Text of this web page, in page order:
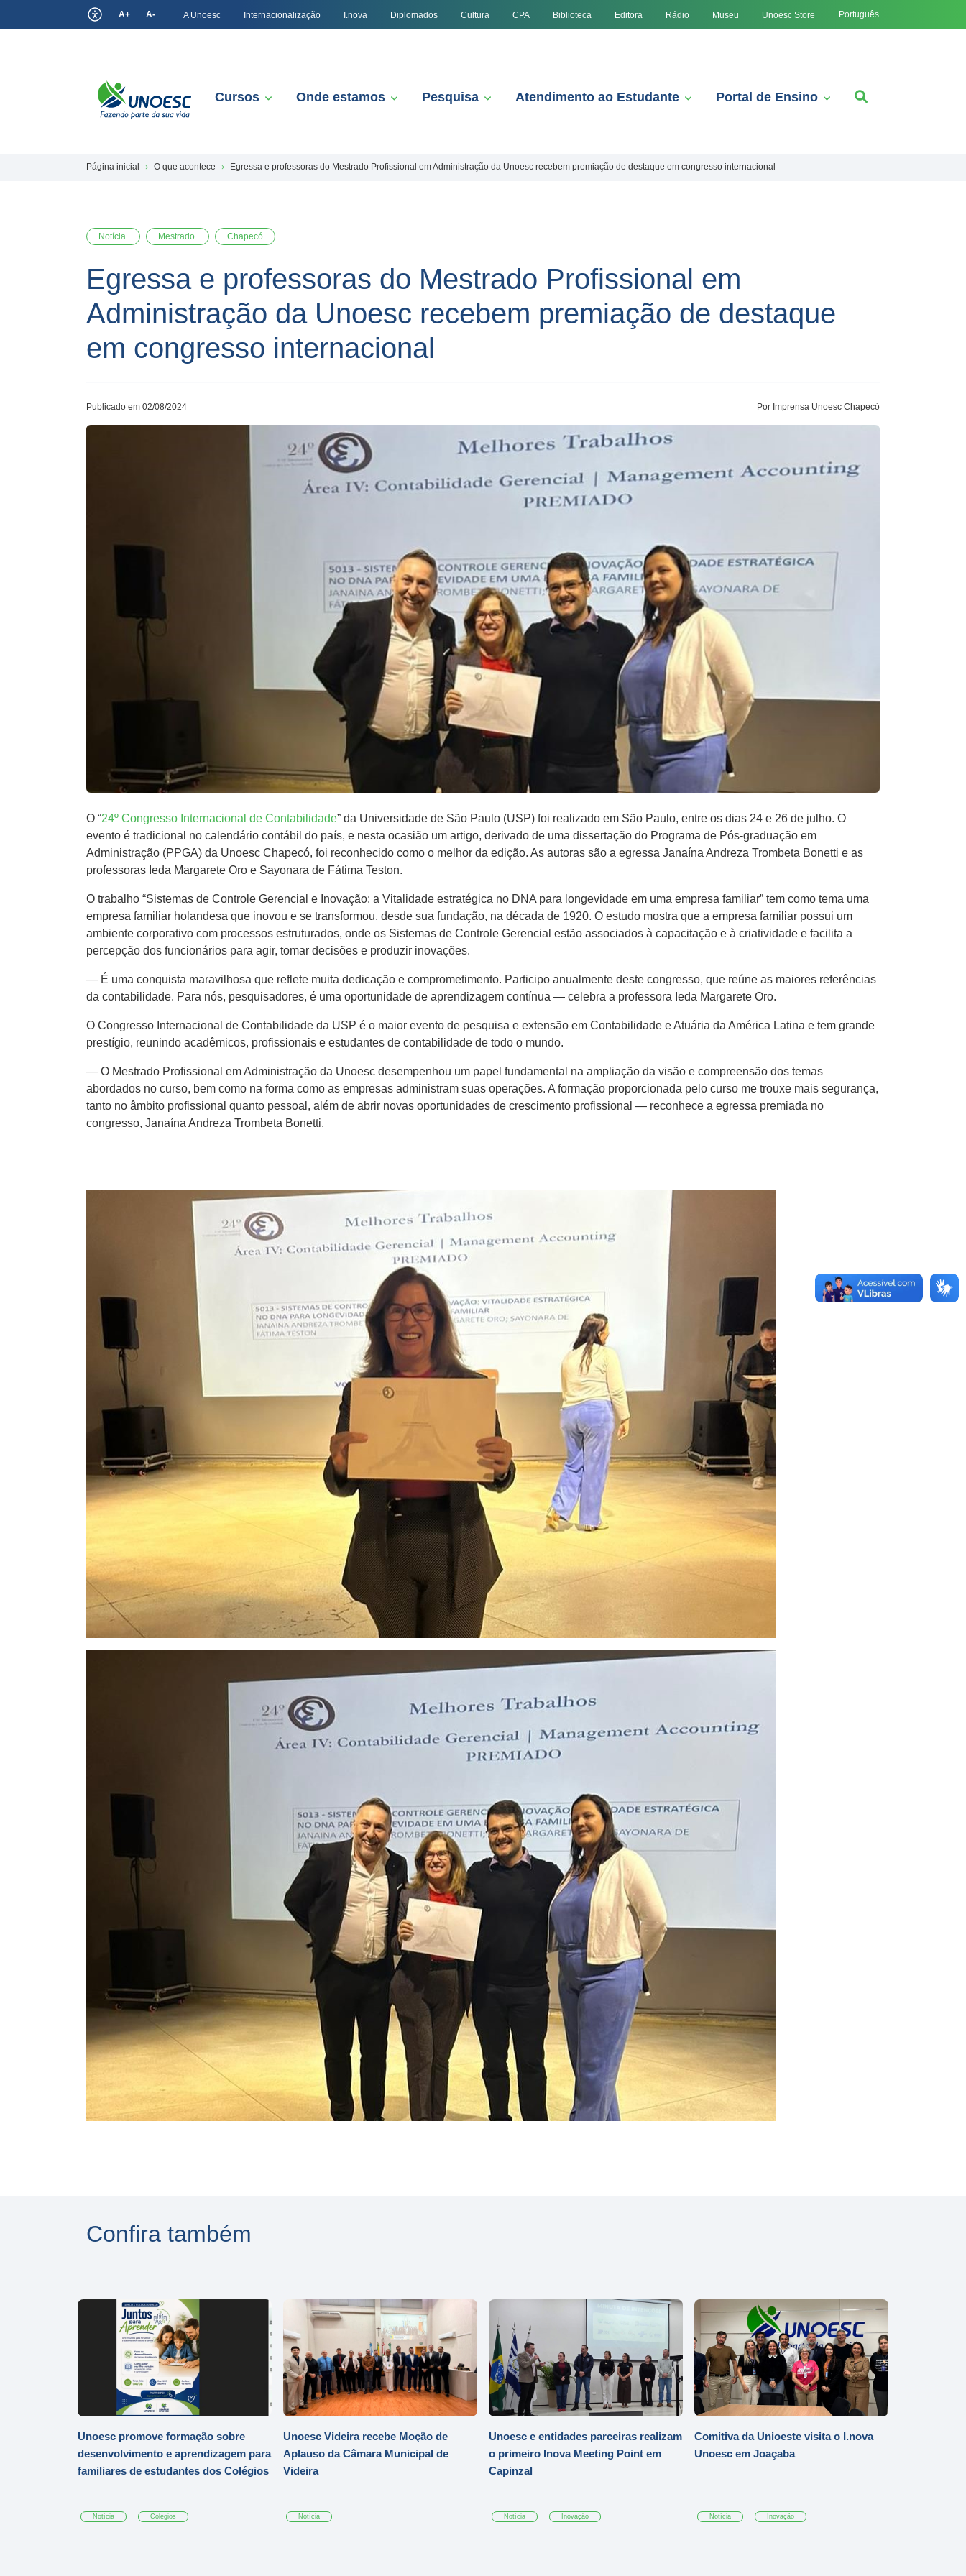
A+ A- A Unoesc Internacionalização I.nova Diplomados Cultura CPA Biblioteca Editora Rádio Museu Unoesc Store Português
Cursos Onde estamos Pesquisa Atendimento ao Estudante Portal de Ensino
Página inicial O que acontece Egressa e professoras do Mestrado Profissional em Administração da Unoesc recebem premiação de destaque em congresso internacional
Notícia Mestrado Chapecó
Egressa e professoras do Mestrado Profissional em
Administração da Unoesc recebem premiação de destaque
em congresso internacional
Publicado em 02/08/2024 Por Imprensa Unoesc Chapecó
O “24º Congresso Internacional de Contabilidade” da Universidade de São Paulo (USP) foi realizado em São Paulo, entre os dias 24 e 26 de julho. O
evento é tradicional no calendário contábil do país, e nesta ocasião um artigo, derivado de uma dissertação do Programa de Pós-graduação em
Administração (PPGA) da Unoesc Chapecó, foi reconhecido como o melhor da edição. As autoras são a egressa Janaína Andreza Trombeta Bonetti e as
professoras Ieda Margarete Oro e Sayonara de Fátima Teston.
O trabalho “Sistemas de Controle Gerencial e Inovação: a Vitalidade estratégica no DNA para longevidade em uma empresa familiar” tem como tema uma
empresa familiar holandesa que inovou e se transformou, desde sua fundação, na década de 1920. O estudo mostra que a empresa familiar possui um
ambiente corporativo com processos estruturados, onde os Sistemas de Controle Gerencial estão associados à capacitação e à criatividade e facilita a
percepção dos funcionários para agir, tomar decisões e produzir inovações.
— É uma conquista maravilhosa que reflete muita dedicação e comprometimento. Participo anualmente deste congresso, que reúne as maiores referências
da contabilidade. Para nós, pesquisadores, é uma oportunidade de aprendizagem contínua — celebra a professora Ieda Margarete Oro.
O Congresso Internacional de Contabilidade da USP é o maior evento de pesquisa e extensão em Contabilidade e Atuária da América Latina e tem grande
prestígio, reunindo acadêmicos, profissionais e estudantes de contabilidade de todo o mundo.
— O Mestrado Profissional em Administração da Unoesc desempenhou um papel fundamental na ampliação da visão e compreensão dos temas
abordados no curso, bem como na forma como as empresas administram suas operações. A formação proporcionada pelo curso me trouxe mais segurança,
tanto no âmbito profissional quanto pessoal, além de abrir novas oportunidades de crescimento profissional — reconhece a egressa premiada no
congresso, Janaína Andreza Trombeta Bonetti.
Confira também
Unoesc promove formação sobre
desenvolvimento e aprendizagem para
familiares de estudantes dos Colégios
Notícia Colégios
Unoesc Videira recebe Moção de
Aplauso da Câmara Municipal de
Videira
Notícia
Unoesc e entidades parceiras realizam
o primeiro Inova Meeting Point em
Capinzal
Notícia Inovação
Comitiva da Unioeste visita o I.nova
Unoesc em Joaçaba
Notícia Inovação